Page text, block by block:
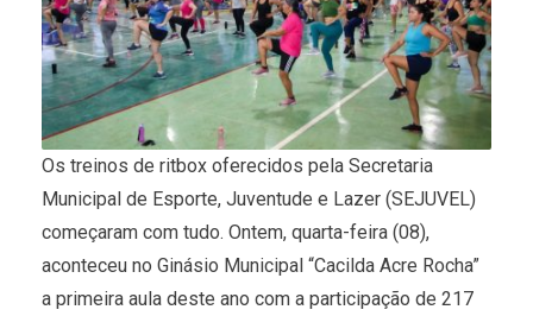
Os treinos de ritbox oferecidos pela Secretaria
Municipal de Esporte, Juventude e Lazer (SEJUVEL)
começaram com tudo. Ontem, quarta-feira (08),
aconteceu no Ginásio Municipal “Cacilda Acre Rocha”
a primeira aula deste ano com a participação de 217